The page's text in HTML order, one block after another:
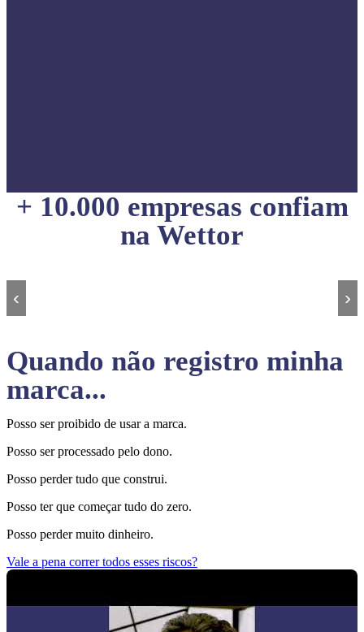
+ 10.000 empresas confiam
na Wettor
‹ ›
Quando não registro minha
marca...
Posso ser proibido de usar a marca.
Posso ser processado pelo dono.
Posso perder tudo que construi.
Posso ter que começar tudo do zero.
Posso perder muito dinheiro.
Vale a pena correr todos esses riscos?